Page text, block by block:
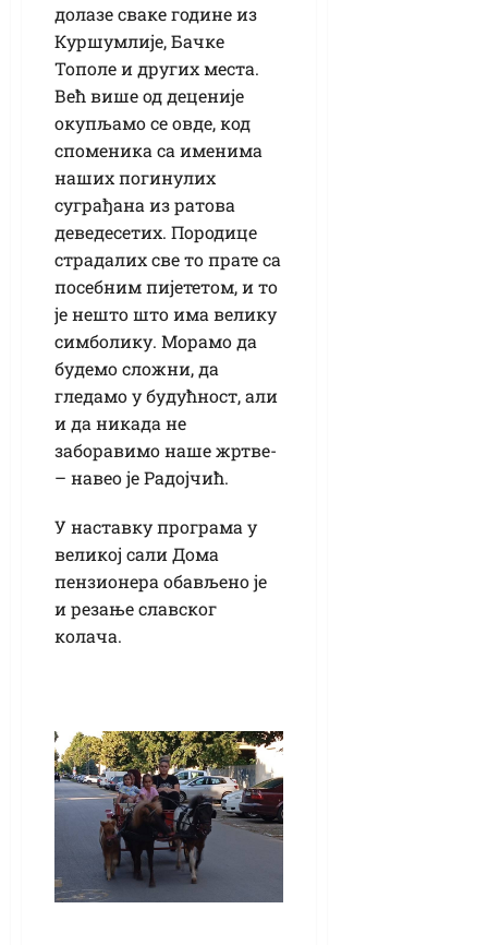
долазе сваке године из
Куршумлије, Бачке
Тополе и других места.
Већ више од деценије
окупљамо се овде, код
споменика са именима
наших погинулих
суграђана из ратова
деведесетих. Породице
страдалих све то прате са
посебним пијететом, и то
је нешто што има велику
симболику. Морамо да
будемо сложни, да
гледамо у будућност, али
и да никада не
заборавимо наше жртве-
– навео је Радојчић.
У наставку програма у
великој сали Дома
пензионера обављено је
и резање славског
колача.